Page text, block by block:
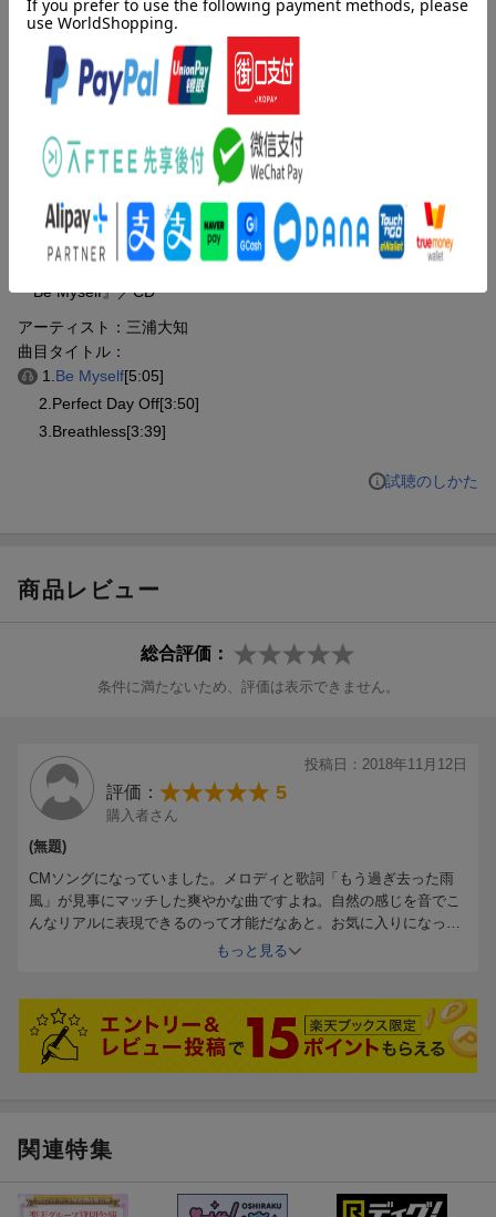
★先着特典
■【オリジナルステッカー（ジャケットサイズ）】
※数量に限りがございます。お早めにご注文ください。無くなり
次第、当ページ上で終了告知をさせていただきます。
内容紹介
三浦大知、通算23枚目となるシングル「Be Myself」リリース決
定！
収録曲
曲目タイトル：
[Disc1]
『Be Myself』／CD
アーティスト：三浦大知
曲目タイトル：
1. Be Myself[5:05]
2.Perfect Day Off[3:50]
3.Breathless[3:39]
試聴のしかた
商品レビュー
総合評価：
条件に満たないため、評価は表示できません。
投稿日：2018年11月12日
評価： 5
購入者さん
(無題)
CMソングになっていました。メロディと歌詞「もう過ぎ去った雨
風」が見事にマッチした爽やかな曲ですよね。自然の感じを音でこ
んなリアルに表現できるのって才能だなあと。お気に入りになった
のでCD買ってしまいました。
自動録音が始まったのですが、
オーディオが認識したタイトルが「ジュディオング-魅せられて200
4」でした。
…訳がわかりませんが、まあ面白かったのでよしとします。オーデ
もっと見る
関連特集